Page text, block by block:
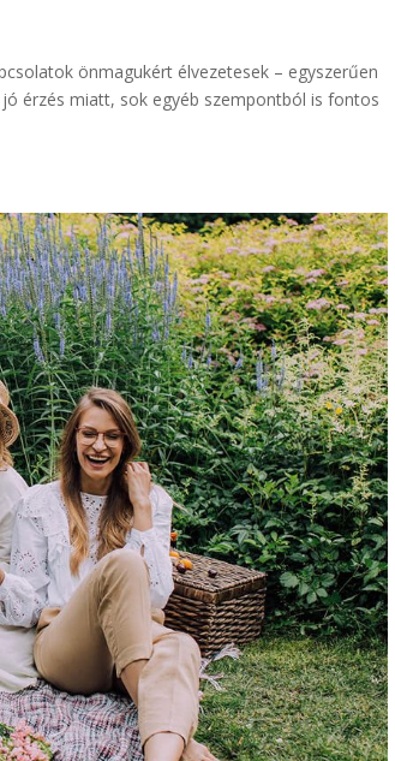
önmagukért élvezetesek – egyszerűen
érzés miatt, sok egyéb szempontból is fontos